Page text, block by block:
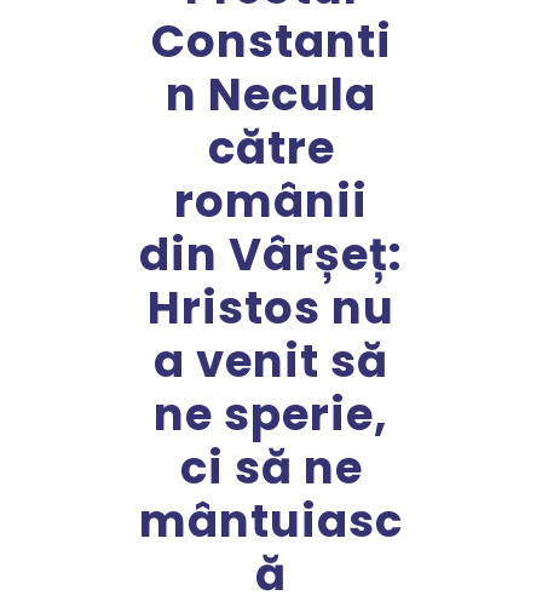
Constanti
n Necula
către
românii
din Vârșeț:
Hristos nu
a venit să
ne sperie,
ci să ne
mântuiasc
ă